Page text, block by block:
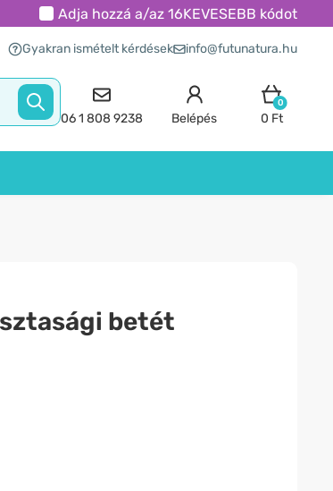
Adja hozzá a/az 16KEVESEBB kódot
Gyakran ismételt kérdések info@futunatura.hu
06 1 808 9238 Belépés
0
0 Ft
betét